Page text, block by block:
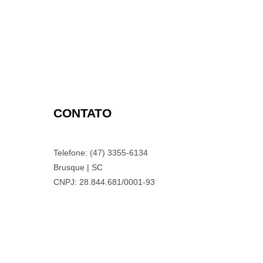
CONTATO
Telefone: (47) 3355-6134
Brusque | SC
CNPJ: 28.844.681/0001-93